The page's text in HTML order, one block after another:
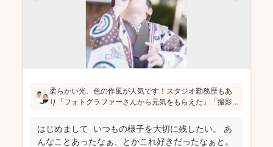
柔らかい光、色の作風が人気です！スタジオ勤務歴もあ
り「フォトグラファーさんから元気をもらえた」「撮影
写真ではなく、お子さん・親御さんの目線で、自然な様
子を撮影してお届けします(^^)
はじめまして いつもの様子を大切に残したい。 あ
んなことあったなぁ、とかこれ好きだったなぁと。